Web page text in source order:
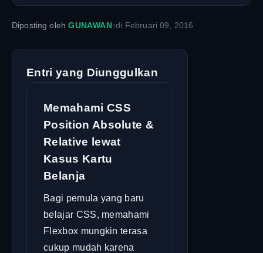
Diposting olehGUNAWAN•di Februari 09, 2016
Entri yang Diunggulkan
Memahami CSS
Position Absolute &
Relative lewat
Kasus Kartu
Belanja
Bagi pemula yang baru
belajar CSS, memahami
Flexbox mungkin terasa
cukup mudah karena